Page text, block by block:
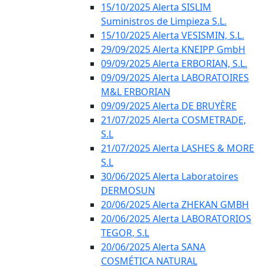
15/10/2025 Alerta SISLIM
Suministros de Limpieza S.L.
15/10/2025 Alerta VESISMIN, S.L.
29/09/2025 Alerta KNEIPP GmbH
09/09/2025 Alerta ERBORIAN, S.L.
09/09/2025 Alerta LABORATOIRES
M&L ERBORIAN
09/09/2025 Alerta DE BRUYÈRE
21/07/2025 Alerta COSMETRADE,
S.L
21/07/2025 Alerta LASHES & MORE
S.L
30/06/2025 Alerta Laboratoires
DERMOSUN
20/06/2025 Alerta ZHEKAN GMBH
20/06/2025 Alerta LABORATORIOS
TEGOR, S.L
20/06/2025 Alerta SANA
COSMÉTICA NATURAL